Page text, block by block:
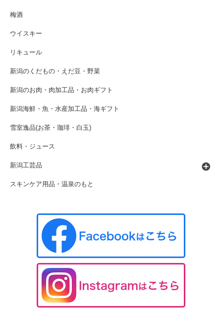
梅酒
ウイスキー
リキュール
新潟のくだもの・えだ豆・野菜
新潟のお肉・肉加工品・お肉ギフト
新潟海鮮・魚・水産加工品・海ギフト
雪室逸品(お茶・珈琲・白玉)
飲料・ジュース
新潟工芸品
スキンケア用品・温泉のもと